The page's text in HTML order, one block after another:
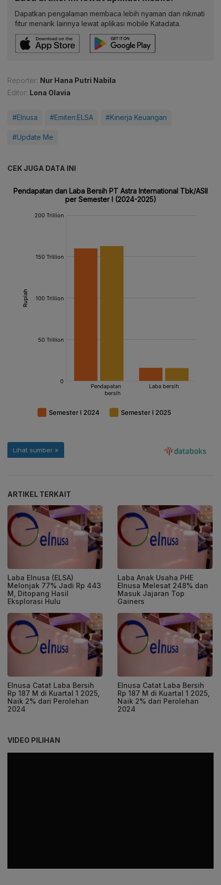
Dapatkan pengalaman membaca lebih nyaman dan nikmati
fitur menarik lainnya lewat aplikasi mobile Katadata.
Reporter: Nur Hana Putri Nabila
Editor: Lona Olavia
#Elnusa #Emiten:ELSA #Kinerja Keuangan
#Update Me
CEK JUGA DATA INI
ARTIKEL TERKAIT
Laba Elnusa (ELSA)
Melonjak 77% Jadi Rp 443
M, Ditopang Hasil
Eksplorasi Hulu
Laba Anak Usaha PHE
Elnusa Melesat 248% dan
Masuk Jajaran Top
Gainers
Elnusa Catat Laba Bersih
Rp 187 M di Kuartal 1 2025,
Naik 2% dari Perolehan
2024
Elnusa Catat Laba Bersih
Rp 187 M di Kuartal 1 2025,
Naik 2% dari Perolehan
2024
VIDEO PILIHAN